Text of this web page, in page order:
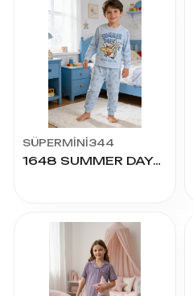
SÜPERMİNİ344
1648 SUMMER DAYS 1.2.3 YAŞ 2'Lİ TAKIM